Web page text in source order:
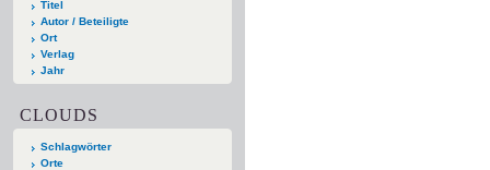
Titel
Autor / Beteiligte
Ort
Verlag
Jahr
CLOUDS
Schlagwörter
Orte